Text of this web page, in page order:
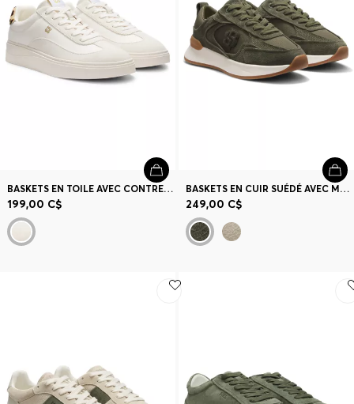
BASKETS EN TOILE AVEC CONTREFORT EFFET POULAIN IMPRIMÉ LÉOPARD
199,00 C$
BASKETS EN CUIR SUÉDÉ AVEC MONOGRAMME DOUBLE B
249,00 C$